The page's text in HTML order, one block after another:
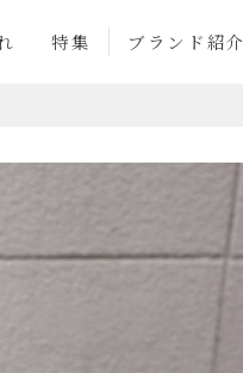
特集 ブランド紹介